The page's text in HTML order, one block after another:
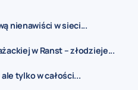
nienawiści w sieci...
w Ranst – złodzieje...
tylko w całości...